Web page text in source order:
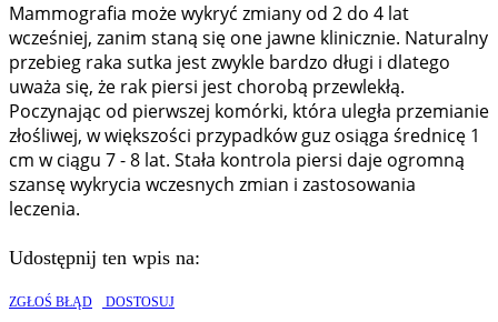
Mammografia może wykryć zmiany od 2 do 4 lat
wcześniej, zanim staną się one jawne klinicznie. Naturalny
przebieg raka sutka jest zwykle bardzo długi i dlatego
uważa się, że rak piersi jest chorobą przewlekłą.
Poczynając od pierwszej komórki, która uległa przemianie
złośliwej, w większości przypadków guz osiąga średnicę 1
cm w ciągu 7 - 8 lat. Stała kontrola piersi daje ogromną
szansę wykrycia wczesnych zmian i zastosowania
leczenia.
Udostępnij ten wpis na:
ZGŁOŚ BŁĄD DOSTOSUJ